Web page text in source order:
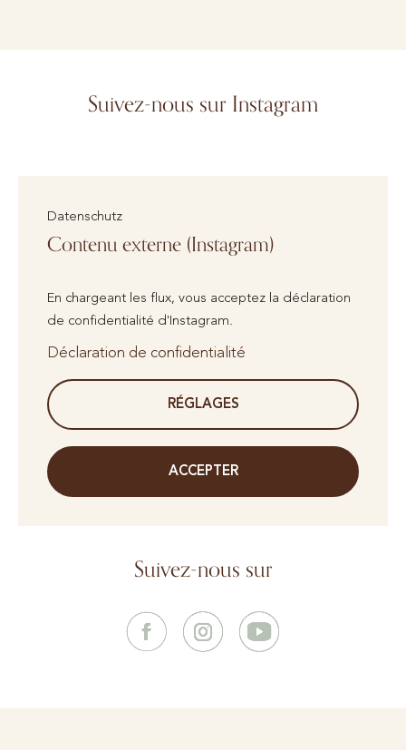
Suivez-nous sur Instagram
Datenschutz
Contenu externe (Instagram)
En chargeant les flux, vous acceptez la déclaration
de confidentialité d'Instagram.
Déclaration de confidentialité
RÉGLAGES
ACCEPTER
Suivez-nous sur